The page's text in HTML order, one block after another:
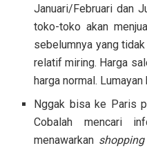
Januari/Februari dan
toko-toko akan
sebelumnya yang
relatif miring. Harga
harga normal. Lumayan
Nggak bisa ke Paris
Cobalah mencari
menawarkan